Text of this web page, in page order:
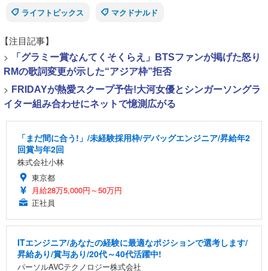
ライフトピックス
マクドナルド
【注目記事】
>
「グラミー賞なんてくそくらえ」BTSファンが掲げた怒り
RMの歌詞変更が示した“アジア枠”拒否
> FRIDAYが熱愛スクープ予告!大河女優とシンガーソングラ
イター組み合わせにネットで憶測広がる
「まだ間に合う!」/未経験採用枠/デバッグエンジニア/昇給年2
回賞与年2回
株式会社小林
東京都
月給28万5,000円～50万円
正社員
ITエンジニア/あなたの経験に最適なポジションで選考します/
昇給あり/賞与あり/20代～40代活躍中!
パーソルAVCテクノロジー株式会社